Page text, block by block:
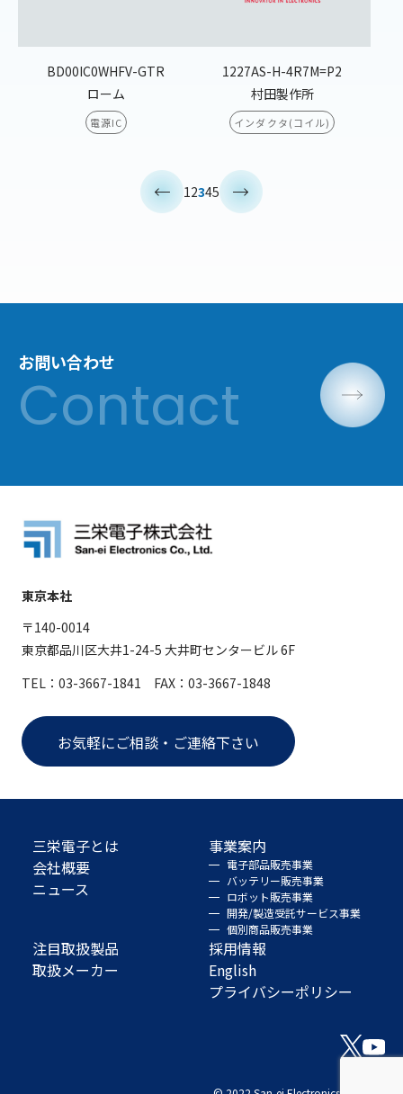
BD00IC0WHFV-GTR
ローム
電源IC
1227AS-H-4R7M=P2
村田製作所
インダクタ(コイル)
12345
お問い合わせ
東京本社
〒140-0014
東京都品川区大井1-24-5 大井町センタービル 6F
TEL：03-3667-1841 FAX：03-3667-1848
お気軽にご相談・ご連絡下さい
三栄電子とは
会社概要
ニュース
事業案内
電子部品販売事業
バッテリー販売事業
ロボット販売事業
開発/製造受託サービス事業
個別商品販売事業
注目取扱製品
取扱メーカー
採用情報
English
プライバシーポリシー